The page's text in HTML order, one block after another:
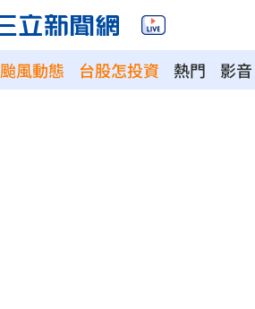
颱風動態 台股怎投資 熱門 影音